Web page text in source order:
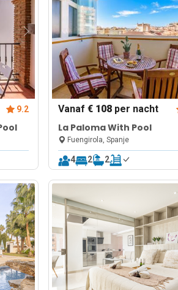
9.2 Vanaf € 108per nacht
La Paloma With Pool
Fuengirola, Spanje
4 2 2